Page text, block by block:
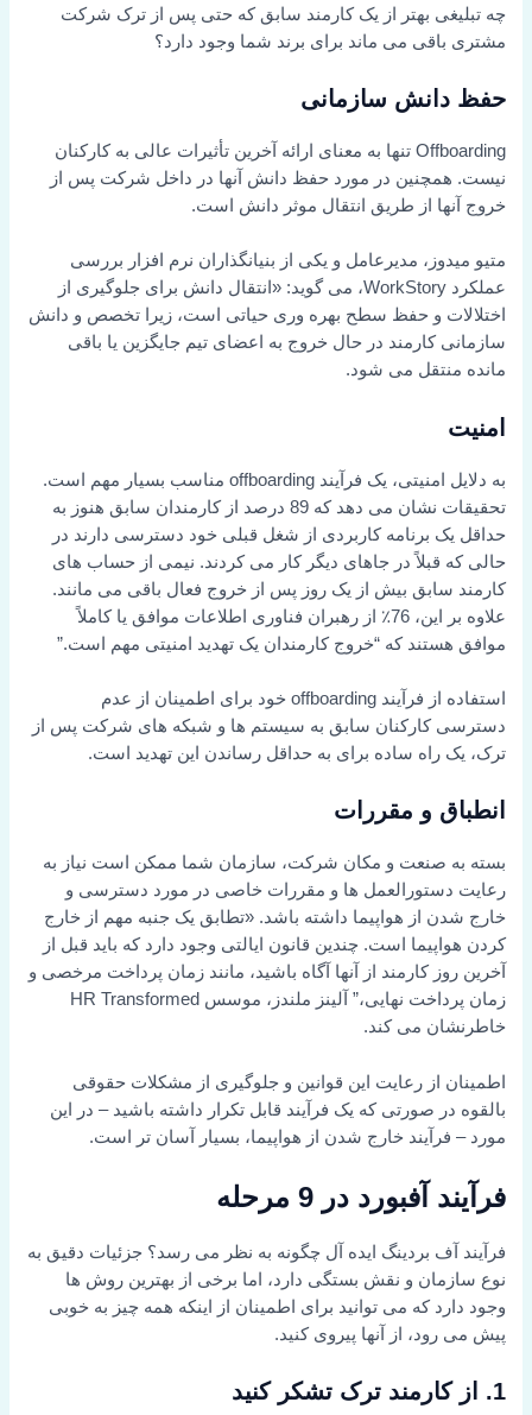
چه تبلیغی بهتر از یک کارمند سابق که حتی پس از ترک شرکت
مشتری باقی می ماند برای برند شما وجود دارد؟
حفظ دانش سازمانی
Offboarding تنها به معنای ارائه آخرین تأثیرات عالی به کارکنان
نیست. همچنین در مورد حفظ دانش آنها در داخل شرکت پس از
خروج آنها از طریق انتقال موثر دانش است.
متیو میدوز، مدیرعامل و یکی از بنیانگذاران نرم افزار بررسی
عملکرد WorkStory، می گوید: «انتقال دانش برای جلوگیری از
اختلالات و حفظ سطح بهره وری حیاتی است، زیرا تخصص و دانش
سازمانی کارمند در حال خروج به اعضای تیم جایگزین یا باقی
مانده منتقل می شود.
امنیت
به دلایل امنیتی، یک فرآیند offboarding مناسب بسیار مهم است.
تحقیقات نشان می دهد که 89 درصد از کارمندان سابق هنوز به
حداقل یک برنامه کاربردی از شغل قبلی خود دسترسی دارند در
حالی که قبلاً در جاهای دیگر کار می کردند. نیمی از حساب های
کارمند سابق بیش از یک روز پس از خروج فعال باقی می مانند.
علاوه بر این، 76٪ از رهبران فناوری اطلاعات موافق یا کاملاً
موافق هستند که “خروج کارمندان یک تهدید امنیتی مهم است.”
استفاده از فرآیند offboarding خود برای اطمینان از عدم
دسترسی کارکنان سابق به سیستم ها و شبکه های شرکت پس از
ترک، یک راه ساده برای به حداقل رساندن این تهدید است.
انطباق و مقررات
بسته به صنعت و مکان شرکت، سازمان شما ممکن است نیاز به
رعایت دستورالعمل ها و مقررات خاصی در مورد دسترسی و
خارج شدن از هواپیما داشته باشد. «تطابق یک جنبه مهم از خارج
کردن هواپیما است. چندین قانون ایالتی وجود دارد که باید قبل از
آخرین روز کارمند از آنها آگاه باشید، مانند زمان پرداخت مرخصی و
زمان پرداخت نهایی،” آلینز ملندز، موسس HR Transformed
خاطرنشان می کند.
اطمینان از رعایت این قوانین و جلوگیری از مشکلات حقوقی
بالقوه در صورتی که یک فرآیند قابل تکرار داشته باشید – در این
مورد – فرآیند خارج شدن از هواپیما، بسیار آسان تر است.
فرآیند آفبورد در 9 مرحله
فرآیند آف بردینگ ایده آل چگونه به نظر می رسد؟ جزئیات دقیق به
نوع سازمان و نقش بستگی دارد، اما برخی از بهترین روش ها
وجود دارد که می توانید برای اطمینان از اینکه همه چیز به خوبی
پیش می رود، از آنها پیروی کنید.
1. از کارمند ترک تشکر کنید